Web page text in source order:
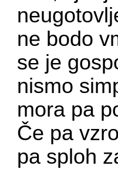
ne bodo
se je
nismo
mora pa
Če pa
pa sploh